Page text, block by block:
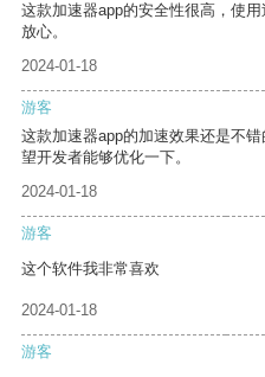
这款加速器app的安全性很高，使
放心。
2024-01-18
游客
这款加速器app的加速效果还是不
望开发者能够优化一下。
2024-01-18
游客
这个软件我非常喜欢
2024-01-18
游客